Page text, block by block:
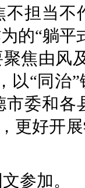
担当
的“躺
焦由风
以“同治
市委和
更好开
参加。